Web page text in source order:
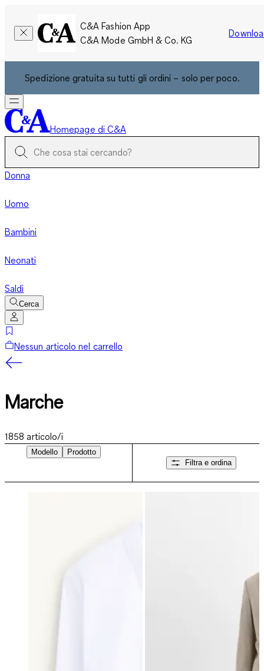
C&A Fashion App
C&A Mode GmbH & Co. KG
Spedizione gratuita su tutti gli ordini – solo per poco.
Homepage di C&A
Donna
Uomo
Bambini
Neonati
Saldi
Cerca
Nessun articolo nel carrello
Marche
1858 articolo/i
Modello
Prodotto
Filtra e ordina